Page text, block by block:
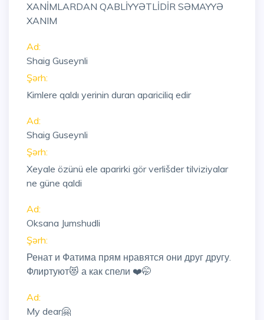
XANİMLARDAN QABLİYYƏTLİDİR SƏMAYYƏ
XANIM
Ad:
Shaig Guseynli
Şərh:
Kimlere qaldı yerinin duran apariciliq edir
Ad:
Shaig Guseynli
Şərh:
Xeyale özünü ele aparirki gör verlišder tilviziyalar
ne güne qaldi
Ad:
Oksana Jumshudli
Şərh:
Ренат и Фатима прям нравятся они друг другу.
Флиртуют😻 а как спели ❤️🤭
Ad:
My dear🤗